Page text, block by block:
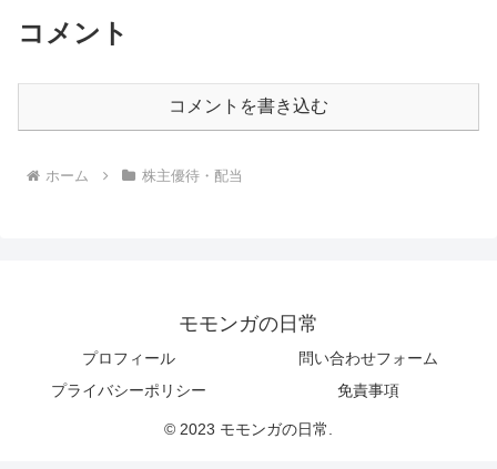
コメント
コメントを書き込む
ホーム 株主優待・配当
モモンガの日常
プロフィール
問い合わせフォーム
プライバシーポリシー
免責事項
© 2023 モモンガの日常.